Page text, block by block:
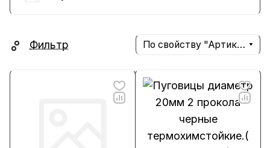
Фильтр По свойству "Артикул" (убывание)